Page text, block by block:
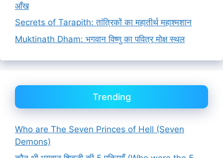
आँख
Secrets of Tarapith: तांत्रिकों का महातीर्थ महाश्मशान
Muktinath Dham: भगवान विष्णु का पवित्र मोक्ष स्थल
Trending
Who are The Seven Princes of Hell (Seven
Demons)